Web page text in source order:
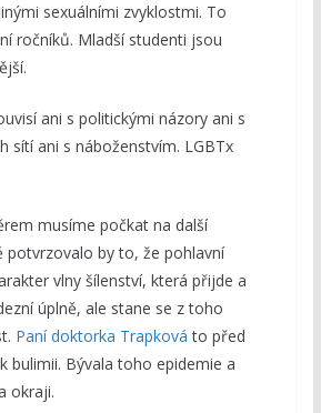
sexuálními zvyklostmi. To
ročníků. Mladší studenti jsou
ani s politickými názory ani s
sítí ani s náboženstvím. LGBTx
musíme počkat na další
potvrzovalo by to, že pohlavní
vlny šílenství, která přijde a
úplně, ale stane se z toho
Paní doktorka Trapková to před
bulimii. Bývala toho epidemie a
okraji.